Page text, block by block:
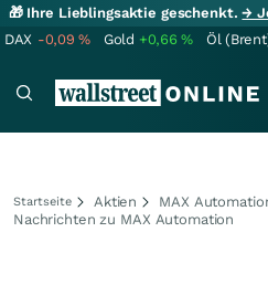
🎁 Ihre Lieblingsaktie geschenkt.→
DAX -0,09% Gold +0,66% Öl
Startseite Aktien
MAX
Nachrichten zu MAX Automation